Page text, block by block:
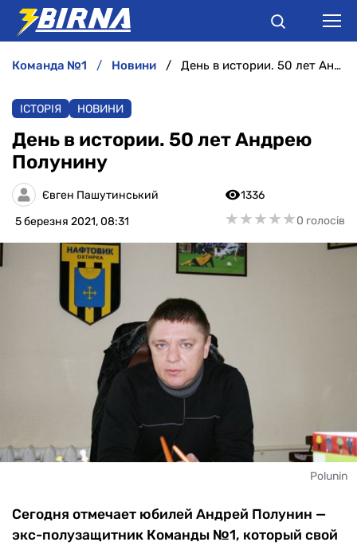
АНАЛІТИКА
ІНТЕРВ'Ю
РІЗНЕ
БУКМЕКЕРИ
команда №1 новини День в истории. 50 лет Андрею Полунину
ІСТОРІЯ НОВИНИ
День в истории. 50 лет Андрею
Полунину
Євген Пашутинський
5 березня 2021, 08:31
1336
★★★★★
★★★★★0 голосів
Polunin
Сегодня отмечает юбилей Андрей Полунин —
экс-полузащитник Команды №1, который свой